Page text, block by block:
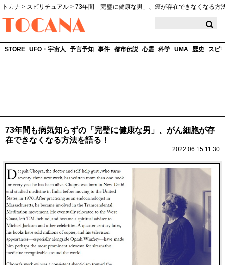
トカナ > スピリチュアル > 73年間「完璧に健康な男」、癌が存在できなくなる方
STORE UFO・宇宙人 予言予知 事件 都市伝説 心霊 科学 UMA 歴史 スピ
73年間も病気知らずの「完璧に健康な男」、がん細胞が存
在できなくなる方法を語る！
2022.06.15 11:30